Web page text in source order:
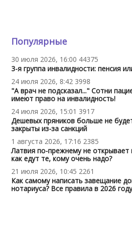
Популярные
30 июля 2026, 16:00 44375
3-я группа инвалидности: пенсия
24 июля 2026, 8:42 3998
"А врач не подсказал..." Сотни
имеют право на инвалидность!
24 июля 2026, 15:01 3917
Дешевых пряников больше не
закрыты из-за санкций
1 августа 2026, 17:16 2385
Латвия по-прежнему не открывает
как едут те, кому очень надо?
21 июля 2026, 10:45 2261
Как самому написать завещание
нотариуса? Все правила в 2026 году